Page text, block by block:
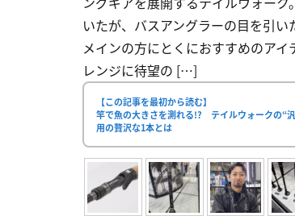
いたが、バスアングラーの目を引
メインの方にとくにおすすめのア
レンジに待望の […]
【この記事を最初から読む】
竿で魚の大きさを測れる!? テイルウォークの“
用の贅沢な1本とは